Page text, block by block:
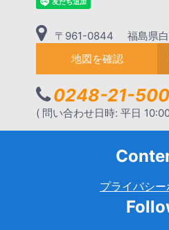
〒961-0844 福島県白
地図を確認
0248-21-
( 問い合わせ日時: 平日
プライバシ